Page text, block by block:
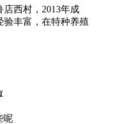
西村，2013年成
验丰富，在特种养殖
呢